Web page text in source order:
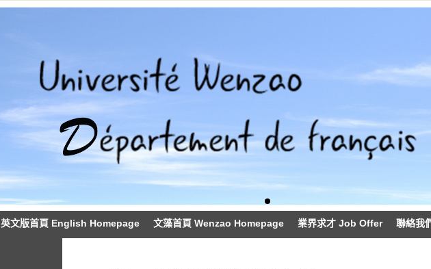
英文版首頁 English Homepage 文藻首頁 Wenzao Homepage 業界求才 Job Offer 聯絡我